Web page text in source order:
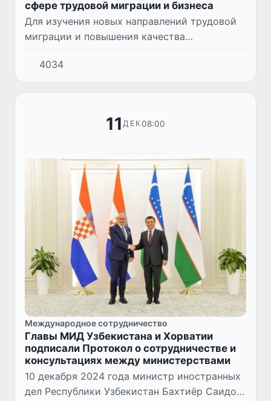
сфере трудовой миграции и бизнеса
Для изучения новых направлений трудовой
миграции и повышения качества
профессиональной подготовки, делегация
Узбекистана во главе с заместителем
министра иностранных дел Олимжоном...
4034
11ДЕК08:00
Международное сотрудничество
Главы МИД Узбекистана и Хорватии
подписали Протокол о сотрудничестве и
консультациях между министерствами
10 декабря 2024 года министр иностранных
дел Республики Узбекистан Бахтиёр Саидов